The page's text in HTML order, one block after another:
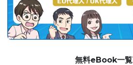
無料eBook一覧